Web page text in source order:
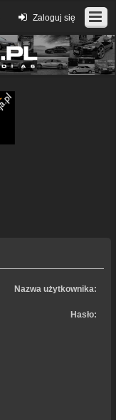
Zaloguj się
Nazwa użytkownika:
Hasło: